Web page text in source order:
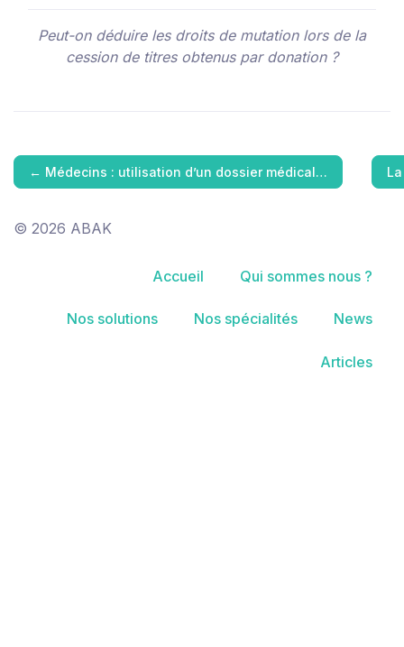
Peut-on déduire les droits de mutation lors de la
cession de titres obtenus par donation ?
← Médecins : utilisation d’un dossier médical…
© 2026 ABAK
Accueil Qui sommes nous ?
Nos solutions Nos spécialités News
Articles